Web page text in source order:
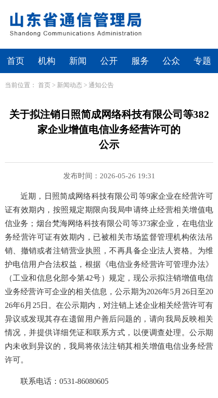
首页 机构 新闻 公开 服务 公众 专题
当前位置： 首页 > 新闻动态 > 通知公告
关于拟注销日照简成网络科技有限公司等382
家企业增值电信业务经营许可的
公示
发布时间：2026-05-26 19:31
近期，日照简成网络科技有限公司等9家企业在经营许可
证有效期内，按照规定期限向我局申请终止经营相关增值电
信业务；烟台梵海网络科技有限公司等373家企业，在电信业
务经营许可证有效期内，已被相关市场监督管理机构依法吊
销、撤销或者注销营业执照，不再具备企业法人资格。为维
护电信用户合法权益，根据《电信业务经营许可管理办法》
（工业和信息化部令第42号）规定，现公示拟注销增值电信
业务经营许可企业的相关信息，公示期为2026年5月26日至20
26年6月25日。在公示期内，对注销上述企业相关经营许可有
异议或发现其存在遗留用户善后问题的，请向我局反映相关
情况，并提供详细凭证和联系方式，以便调查处理。公示期
内未收到异议的，我局将依法注销其相关增值电信业务经营
许可。
联系电话：0531-86080605